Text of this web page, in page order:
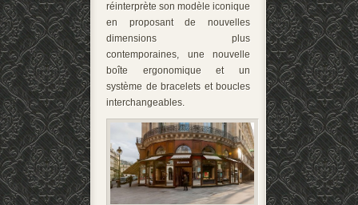
réinterprète son modèle iconique
en proposant de nouvelles
dimensions plus
contemporaines, une nouvelle
boîte ergonomique et un
système de bracelets et boucles
interchangeables.